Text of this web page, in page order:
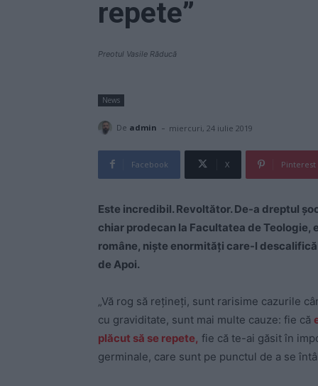
repete”
Preotul Vasile Răducă
News
De admin - miercuri, 24 iulie 2019
Facebook X Pinterest
Este incredibil. Revoltător. De-a dreptul
chiar prodecan la Facultatea de
române, niște enormități care-l descalifică
de Apoi.
„Vă rog să rețineți, sunt rarisime cazurile
cu graviditate, sunt mai multe cauze: fie că
plăcut să se repete, fie că te-ai găsit în
germinale, care sunt pe punctul de a se